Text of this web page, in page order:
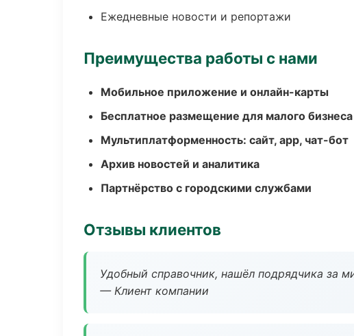
Ежедневные новости и репортажи
Преимущества работы с нами
Мобильное приложение и онлайн-карты
Бесплатное размещение для малого бизнеса
Мультиплатформенность: сайт, app, чат-бот
Архив новостей и аналитика
Партнёрство с городскими службами
Отзывы клиентов
Удобный справочник, нашёл подрядчика за
— Клиент компании